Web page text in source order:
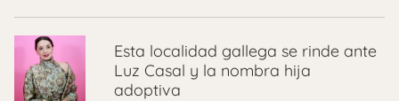
Esta localidad gallega se rinde ante
Luz Casal y la nombra hija
adoptiva